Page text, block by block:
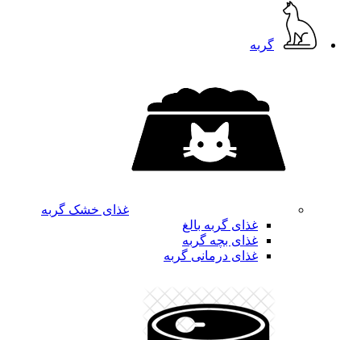
گربه
غذای خشک گربه
غذای گربه بالغ
غذای بچه گربه
غذای درمانی گربه